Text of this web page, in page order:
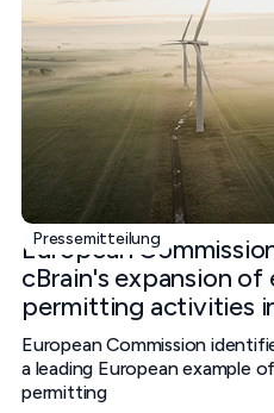
Pressemitteilung
European
cBrain's expansion of
permitting activities
European Commission
a leading European example
permitting